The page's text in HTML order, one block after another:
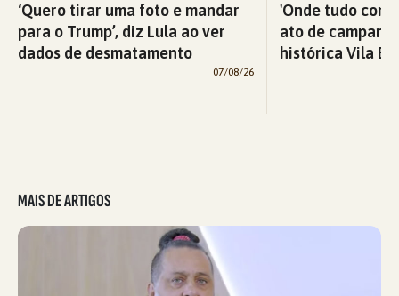
‘Quero tirar uma foto e mandar
para o Trump’, diz Lula ao ver
dados de desmatamento
07/08/26
'Onde tudo
ato de
histórica Vila
MAIS DE ARTIGOS